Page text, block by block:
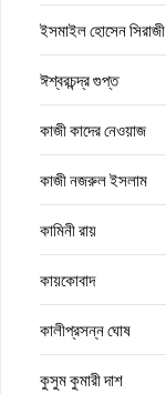
ইসমাইল হোসেন সিরাজী
ঈশ্বরচন্দ্র গুপ্ত
কাজী কাদের নেওয়াজ
কাজী নজরুল ইসলাম
কামিনী রায়
কায়কোবাদ
কালীপ্রসন্ন ঘোষ
কুসুম কুমারী দাশ